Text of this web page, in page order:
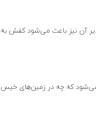
آن نیز باعث می‌شود کفش
می‌شود که چه در زمین‌های